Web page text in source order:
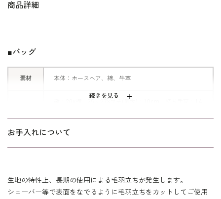
術の証です。
しました。
ける汎用性の高いアイテムです。
特別な場面の装いには、本当にいいも
商品詳細
続きを見る
■バッグ
素材 本体：ホースヘア、綿、牛革
がま口式開閉 / キャビネタイプ内ポケット / ファ
お手入れについて
生地の特性上、長期の使用による毛羽立ちが発生します。
シェーバー等で表面をなでるように毛羽立ちをカットしてご使用